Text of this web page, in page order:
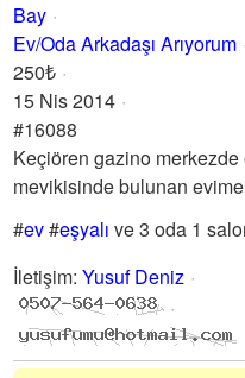
Bay
Ev/Oda Arkadaşı Arıyorum
250₺
15 Nis 2014
#16088
Keçiören gazino
mevikisinde bulunan
#ev#eşyalı ve 3 oda 1
İletişim:Yusuf Deniz